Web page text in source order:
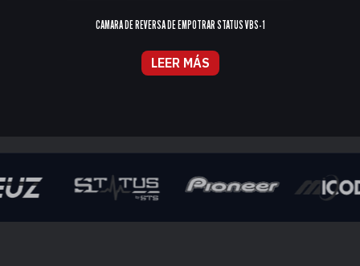
CAMARA DE REVERSA DE EMPOTRAR STATUS VBS-1
LEER MÁS